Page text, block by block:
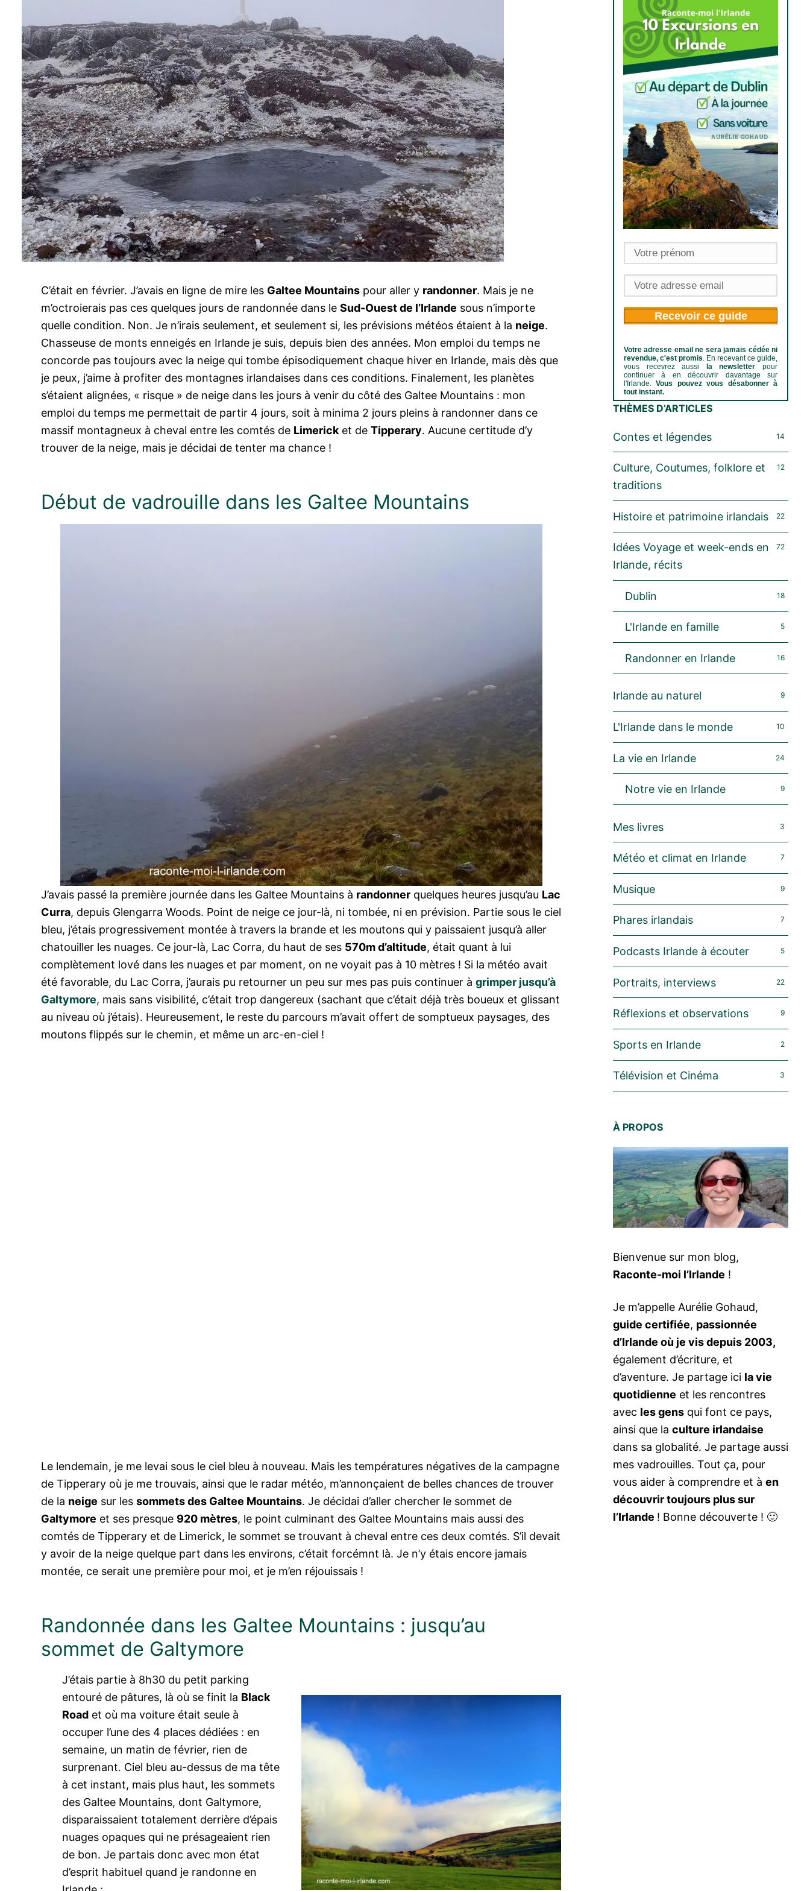
C’était en février. J’avais en ligne de mire les Galtee Mountains pour aller y randonner. Mais je ne
m’octroierais pas ces quelques jours de randonnée dans le Sud-Ouest de l’Irlande sous n’importe
quelle condition. Non. Je n’irais seulement, et seulement si, les prévisions météos étaient à la neige.
Chasseuse de monts enneigés en Irlande je suis, depuis bien des années. Mon emploi du temps ne
concorde pas toujours avec la neige qui tombe épisodiquement chaque hiver en Irlande, mais dès que
je peux, j’aime à profiter des montagnes irlandaises dans ces conditions. Finalement, les planètes
s’étaient alignées, « risque » de neige dans les jours à venir du côté des Galtee Mountains : mon
emploi du temps me permettait de partir 4 jours, soit à minima 2 jours pleins à randonner dans ce
massif montagneux à cheval entre les comtés de Limericket de Tipperary. Aucune certitude d’y
trouver de la neige, mais je décidai de tenter ma chance !
Début de vadrouille dans les Galtee Mountains
J’avais passé la première journée dans les Galtee Mountains à randonner quelques heures jusqu’au Lac
Curra, depuis Glengarra Woods. Point de neige ce jour-là, ni tombée, ni en prévision. Partie sous le ciel
bleu, j’étais progressivement montée à travers la brande et les moutons qui y paissaient jusqu’à aller
chatouiller les nuages. Ce jour-là, Lac Corra, du haut de ses 570m d’altitude, était quant à lui
complètement lové dans les nuages et par moment, on ne voyait pas à 10 mètres ! Si la météo avait
été favorable, du Lac Corra, j’aurais pu retourner un peu sur mes pas puis continuer à grimper jusqu’à
Galtymore, mais sans visibilité, c’était trop dangereux (sachant que c’était déjà très boueux et glissant
au niveau où j’étais). Heureusement, le reste du parcours m’avait offert de somptueux paysages, des
moutons flippés sur le chemin, et même un arc-en-ciel !
Le lendemain, je me levai sous le ciel bleu à nouveau. Mais les températures négatives de la campagne
de Tipperary où je me trouvais, ainsi que le radar météo, m’annonçaient de belles chances de trouver
de la neige sur les sommets des Galtee Mountains. Je décidai d’aller chercher le sommet de
Galtymore et ses presque 920 mètres, le point culminant des Galtee Mountains mais aussi des
comtés de Tipperary et de Limerick, le sommet se trouvant à cheval entre ces deux comtés. S’il devait
y avoir de la neige quelque part dans les environs, c’était forcémnt là. Je n’y étais encore jamais
montée, ce serait une première pour moi, et je m’en réjouissais !
Randonnée dans les Galtee Mountains : jusqu’au
sommet de Galtymore
J’étais partie à 8h30 du petit parking
entouré de pâtures, là où se finit la Black
Roadet où ma voiture était seule à
occuper l’une des 4 places dédiées : en
semaine, un matin de février, rien de
surprenant. Ciel bleu au-dessus de ma tête
à cet instant, mais plus haut, les sommets
des Galtee Mountains, dont Galtymore,
disparaissaient totalement derrière d’épais
nuages opaques qui ne présageaient rien
de bon. Je partais donc avec mon état
d’esprit habituel quand je randonne en
Recevoir ce guide
Votre adresse email ne sera jamais cédée ni
revendue, c'est promis . En recevant ce guide,
vous recevrez aussi la newsletter pour
continuer à en découvrir davantage sur
l'Irlande.
Vous pouvez vous désabonner à
tout instant.
THÈMES D’ARTICLES
Contes et légendes 14
Culture, Coutumes, folklore et
traditions
12
Histoire et patrimoine irlandais 22
Idées Voyage et week-ends en
Irlande, récits
72
Dublin 18
L'Irlande en famille 5
Randonner en Irlande 16
Irlande au naturel 9
L'Irlande dans le monde 10
La vie en Irlande 24
Notre vie en Irlande 9
Mes livres 3
Météo et climat en Irlande 7
Musique 9
Phares irlandais 7
Podcasts Irlande à écouter 5
Portraits, interviews 22
Réflexions et observations 9
Sports en Irlande 2
Télévision et Cinéma 3
À PROPOS
Bienvenue sur mon blog,
Raconte-moi l’Irlande !
Je m’appelle Aurélie Gohaud,
guide certifiée, passionnée
d’Irlande où je vis depuis 2003,
également d’écriture, et
d’aventure. Je partage ici la vie
quotidienne et les rencontres
avec les gens qui font ce pays,
ainsi que la culture irlandaise
dans sa globalité. Je partage aussi
mes vadrouilles. Tout ça, pour
vous aider à comprendre et à en
découvrir toujours plus sur
l’Irlande ! Bonne découverte ! 🙂